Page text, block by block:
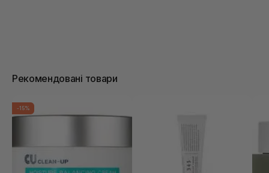
Рекомендовані товари
-15%